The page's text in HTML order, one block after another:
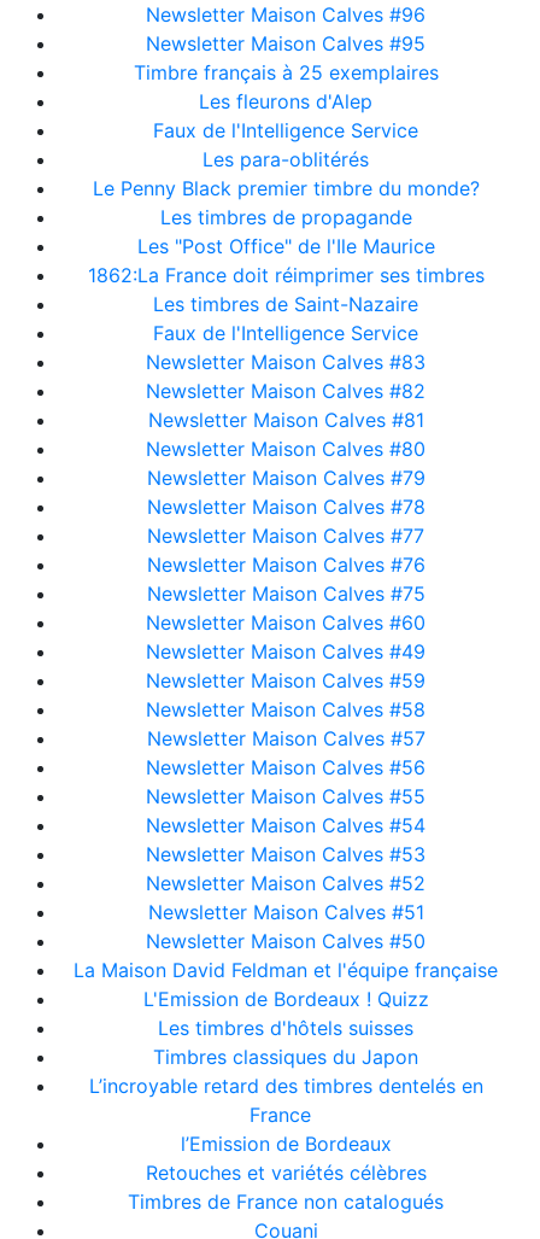
Newsletter Maison Calves #96
Newsletter Maison Calves #95
Timbre français à 25 exemplaires
Les fleurons d'Alep
Faux de l'Intelligence Service
Les para-oblitérés
Le Penny Black premier timbre du monde?
Les timbres de propagande
Les "Post Office" de l'Ile Maurice
1862:La France doit réimprimer ses timbres
Les timbres de Saint-Nazaire
Faux de l'Intelligence Service
Newsletter Maison Calves #83
Newsletter Maison Calves #82
Newsletter Maison Calves #81
Newsletter Maison Calves #80
Newsletter Maison Calves #79
Newsletter Maison Calves #78
Newsletter Maison Calves #77
Newsletter Maison Calves #76
Newsletter Maison Calves #75
Newsletter Maison Calves #60
Newsletter Maison Calves #49
Newsletter Maison Calves #59
Newsletter Maison Calves #58
Newsletter Maison Calves #57
Newsletter Maison Calves #56
Newsletter Maison Calves #55
Newsletter Maison Calves #54
Newsletter Maison Calves #53
Newsletter Maison Calves #52
Newsletter Maison Calves #51
Newsletter Maison Calves #50
La Maison David Feldman et l'équipe française
L'Emission de Bordeaux ! Quizz
Les timbres d'hôtels suisses
Timbres classiques du Japon
L’incroyable retard des timbres dentelés en
France
l’Emission de Bordeaux
Retouches et variétés célèbres
Timbres de France non catalogués
Couani